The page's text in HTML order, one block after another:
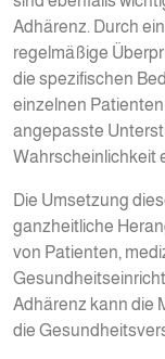
Adhärenz. Durch
regelmäßige
die spezifischen
einzelnen
angepasste
Wahrscheinlichkeit
Die Umsetzung
ganzheitliche
von Patienten,
Adhärenz kann die
die